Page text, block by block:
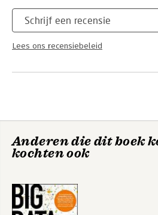
Schrijf een recensie
Lees ons recensiebeleid
Anderen die dit boek
kochten ook